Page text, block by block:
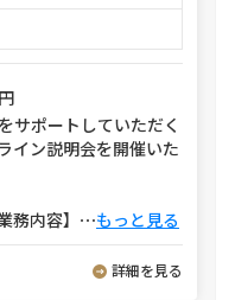
サポートしていただく
イン説明会を開催いた
務内容】 ⋯もっと見る
詳細を見る